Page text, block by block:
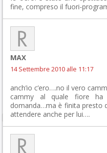
fine, compreso il fuori-
MAX
14 Settembre 2010 alle 11:17
anch’io c’ero….no il vero
cammy al quale fiore ha
domanda…ma è finita presto
attendere anche per lui….